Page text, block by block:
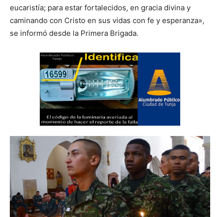
eucaristía; para estar fortalecidos, en gracia divina y
caminando con Cristo en sus vidas con fe y esperanza»,
se informó desde la Primera Brigada.